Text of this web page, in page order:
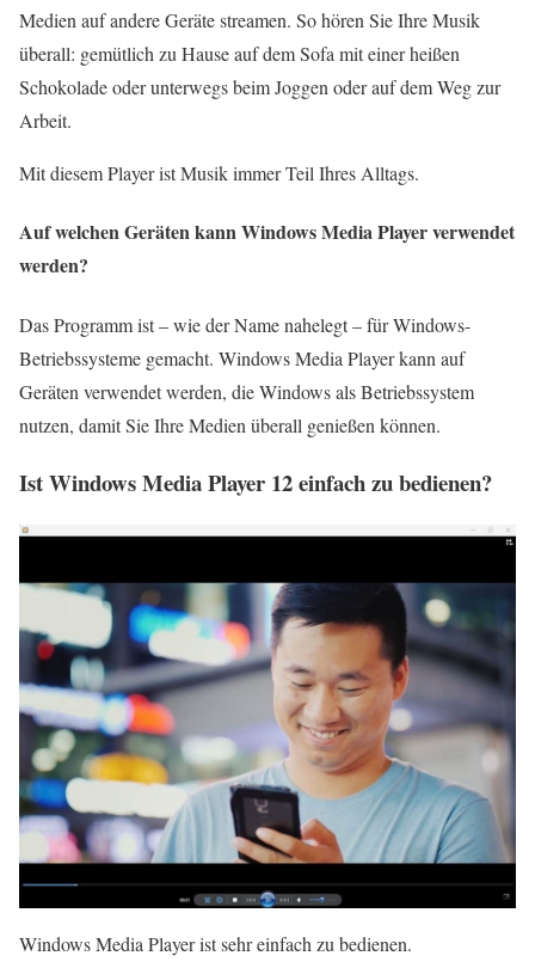
Medien auf andere Geräte streamen. So hören Sie Ihre Musik
überall: gemütlich zu Hause auf dem Sofa mit einer heißen
Schokolade oder unterwegs beim Joggen oder auf dem Weg zur
Arbeit.
Mit diesem Player ist Musik immer Teil Ihres Alltags.
Auf welchen Geräten kann Windows Media Player verwendet
werden?
Das Programm ist – wie der Name nahelegt – für Windows-
Betriebssysteme gemacht. Windows Media Player kann auf
Geräten verwendet werden, die Windows als Betriebssystem
nutzen, damit Sie Ihre Medien überall genießen können.
Ist Windows Media Player 12 einfach zu bedienen?
Windows Media Player ist sehr einfach zu bedienen.